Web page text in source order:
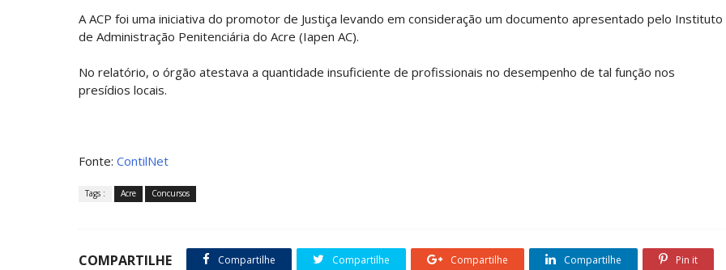
A ACP foi uma iniciativa do promotor de Justiça levando em consideração um documento apresentado pelo Instituto
de Administração Penitenciária do Acre (Iapen AC).
No relatório, o órgão atestava a quantidade insuficiente de profissionais no desempenho de tal função nos
presídios locais.
Fonte: ContilNet
Tags : Acre Concursos
COMPARTILHE Compartilhe Compartilhe Compartilhe Compartilhe Pin it